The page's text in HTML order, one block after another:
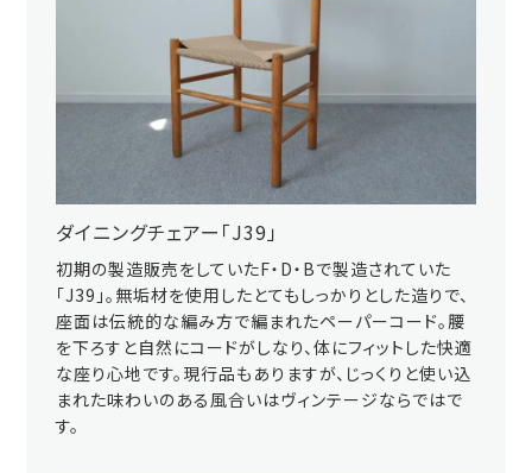
ダイニングチェアー「J39」
初期の製造販売をしていたF・D・Bで製造されていた
「J39」。無垢材を使用したとてもしっかりとした造りで、
座面は伝統的な編み方で編まれたペーパーコード。腰
を下ろすと自然にコードがしなり、体にフィットした快適
な座り心地です。現行品もありますが、じっくりと使い込
まれた味わいのある風合いはヴィンテージならではで
す。